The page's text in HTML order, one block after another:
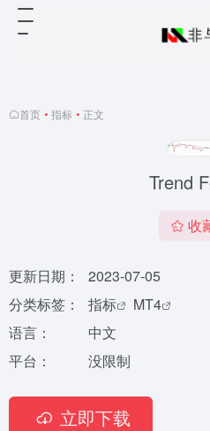
首页 • 指标 • 正文
Trend
收
更新日期：
2023-07-05
分类标签：
指标
MT4
语言：
中文
平台：
没限制
立即下载